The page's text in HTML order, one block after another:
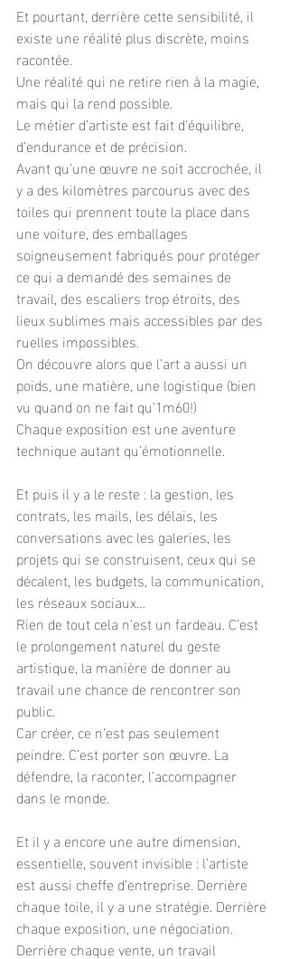
Et pourtant, derrière cette sensibilité, il
existe une réalité plus discrète, moins
racontée.
Une réalité qui ne retire rien à la magie,
mais qui la rend possible.
Le métier d’artiste est fait d’équilibre,
d’endurance et de précision.
Avant qu’une œuvre ne soit accrochée, il
y a des kilomètres parcourus avec des
toiles qui prennent toute la place dans
une voiture, des emballages
soigneusement fabriqués pour protéger
ce qui a demandé des semaines de
travail, des escaliers trop étroits, des
lieux sublimes mais accessibles par des
ruelles impossibles.
On découvre alors que l’art a aussi un
poids, une matière, une logistique (bien
vu quand on ne fait qu'1m60!)
Chaque exposition est une aventure
technique autant qu’émotionnelle.
Et puis il y a le reste : la gestion, les
contrats, les mails, les délais, les
conversations avec les galeries, les
projets qui se construisent, ceux qui se
décalent, les budgets, la communication,
les réseaux sociaux…
Rien de tout cela n’est un fardeau. C’est
le prolongement naturel du geste
artistique, la manière de donner au
travail une chance de rencontrer son
public.
Car créer, ce n’est pas seulement
peindre. C’est porter son œuvre. La
défendre, la raconter, l’accompagner
dans le monde.
Et il y a encore une autre dimension,
essentielle, souvent invisible : l’artiste
est aussi cheffe d’entreprise. Derrière
chaque toile, il y a une stratégie. Derrière
chaque exposition, une négociation.
Derrière chaque vente, un travail